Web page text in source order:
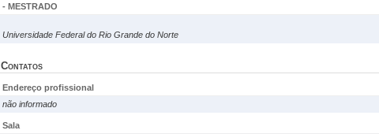
- MESTRADO
Universidade Federal do Rio Grande do Norte
Contatos
Endereço profissional
não informado
Sala